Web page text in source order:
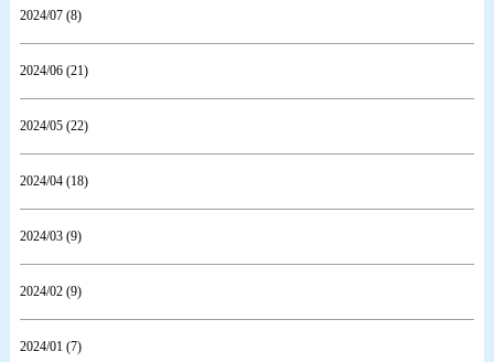
2024/07 (8)
2024/06 (21)
2024/05 (22)
2024/04 (18)
2024/03 (9)
2024/02 (9)
2024/01 (7)